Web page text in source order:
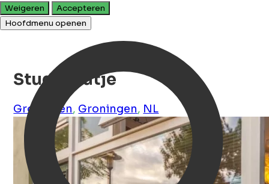
Weigeren
Accepteren
Hoofdmenu openen
Studio Lutje
Groningen, Groningen, NL